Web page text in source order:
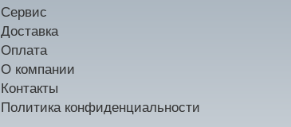
Сервис
Доставка
Оплата
О компании
Контакты
Политика конфиденциальности